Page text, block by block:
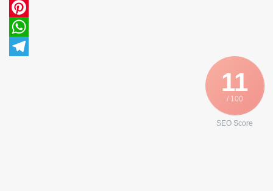
Email
Pinterest
WhatsApp
11
/ 100
SEO Score